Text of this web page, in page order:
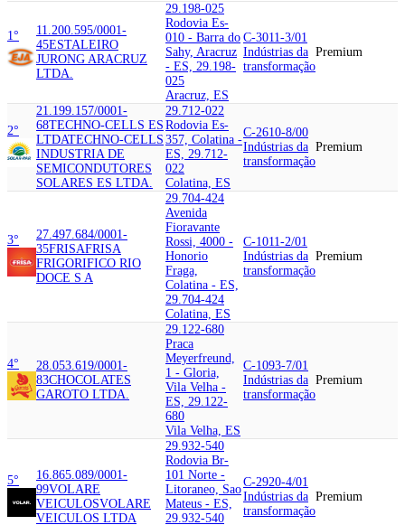
1°
11.200.595/0001-
45ESTALEIRO
JURONG ARACRUZ
LTDA.
29.198-025
Rodovia Es-
010 - Barra do
Sahy, Aracruz
- ES, 29.198-
025
Aracruz, ES
C-3011-3/01
Indústrias da
transformação
Premium
2°
21.199.157/0001-
68TECHNO-CELLS ES
LTDATECHNO-CELLS
INDUSTRIA DE
SEMICONDUTORES
SOLARES ES LTDA.
29.712-022
Rodovia Es-
357, Colatina -
ES, 29.712-
022
Colatina, ES
C-2610-8/00
Indústrias da
transformação
Premium
3°
27.497.684/0001-
35FRISAFRISA
FRIGORIFICO RIO
DOCE S A
29.704-424
Avenida
Fioravante
Rossi, 4000 -
Honorio
Fraga,
Colatina - ES,
29.704-424
Colatina, ES
C-1011-2/01
Indústrias da
transformação
Premium
4°
28.053.619/0001-
83CHOCOLATES
GAROTO LTDA.
29.122-680
Praca
Meyerfreund,
1 - Gloria,
Vila Velha -
ES, 29.122-
680
Vila Velha, ES
C-1093-7/01
Indústrias da
transformação
Premium
5°
16.865.089/0001-
99VOLARE
VEICULOSVOLARE
VEICULOS LTDA
29.932-540
Rodovia Br-
101 Norte -
Litoraneo, Sao
Mateus - ES,
29.932-540
C-2920-4/01
Indústrias da
transformação
Premium